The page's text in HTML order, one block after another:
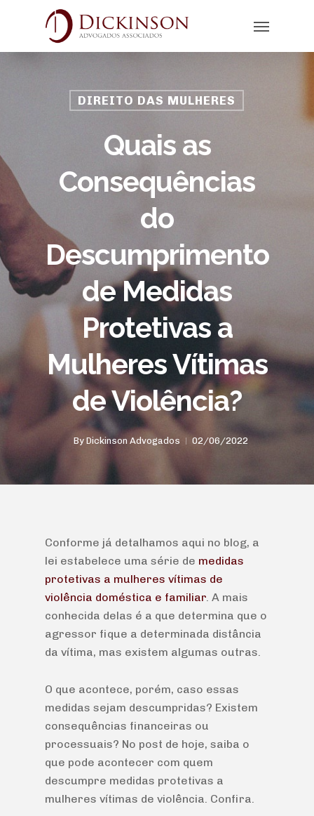
DIREITO DAS MULHERES
Quais as
Consequências
do
Descumprimento
de Medidas
Protetivas a
Mulheres Vítimas
de Violência?
By Dickinson Advogados 02/06/2022
Conforme já detalhamos aqui no blog, a
lei estabelece uma série de medidas
protetivas a mulheres vítimas de
violência doméstica e familiar. A mais
conhecida delas é a que determina que o
agressor fique a determinada distância
da vítima, mas existem algumas outras.
O que acontece, porém, caso essas
medidas sejam descumpridas? Existem
consequências financeiras ou
processuais? No post de hoje, saiba o
que pode acontecer com quem
descumpre medidas protetivas a
mulheres vítimas de violência. Confira.